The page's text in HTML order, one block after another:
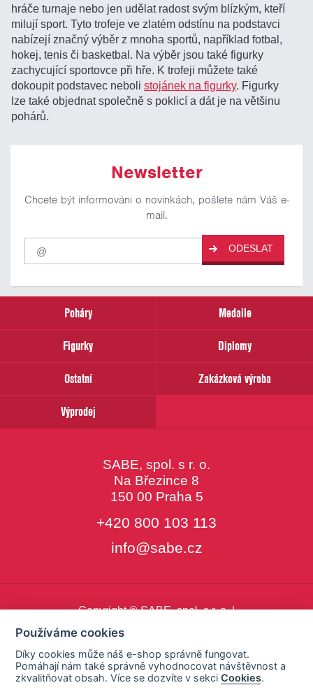
hráče turnaje nebo jen udělat radost svým blízkým, kteří
milují sport. Tyto trofeje ve zlatém odstínu na podstavci
nabízejí značný výběr z mnoha sportů, například fotbal,
hokej, tenis či basketbal. Na výběr jsou také figurky
zachycující sportovce při hře. K trofeji můžete také
dokoupit podstavec nebolistojánek na figurky. Figurky
lze také objednat společně s poklicí a dát je na většinu
pohárů.
Newsletter
Chcete být informováni o novinkách, pošlete nám Váš e-
mail.
Pro
odběr
našich
email
ODESLAT
Poháry
Medaile
Figurky
Diplomy
Ostatní
Zakázková výroba
Výprodej
SABE, spol. s r. o.
Na Březince 8
150 00 Praha 5
+420 800 103 113
info@sabe.cz
Copyright © SABE, spol. s r. o. |
Používáme cookies
Díky cookies může náš e-shop správně fungovat.
Pomáhají nám také správně vyhodnocovat návštěvnost a
zkvalitňovat obsah. Více se dozvíte v sekciCookies.